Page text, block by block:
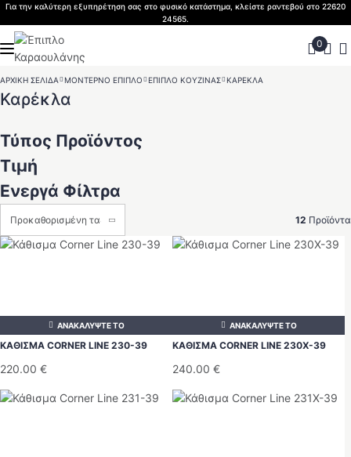
Skip
to
content
Για την καλύτερη εξυπηρέτηση σας στο φυσικό κατάστημα, κλείστε ραντεβού στο 22620
24565.
ΑΡΧΙΚΗ ΣΕΛΙΔΑ>ΜΟΝΤΕΡΝΟ ΕΠΙΠΛΟ>ΕΠΙΠΛΟ ΚΟΥΖΙΝΑΣ>ΚΑΡΕΚΛΑ
Καρέκλα
Τύπος Προϊόντος
Τιμή
Ενεργά Φίλτρα
12 Προϊόντα
ΚΑΘΙΣΜΑ CORNER LINE 230-39
220.00 €
ΑΝΑΚΑΛΥΨΤΕ ΤΟ
ΚΑΘΙΣΜΑ CORNER LINE 230Χ-39
240.00 €
ΑΝΑΚΑΛΥΨΤΕ ΤΟ